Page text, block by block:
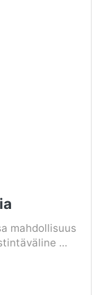
mahdollisuus
...